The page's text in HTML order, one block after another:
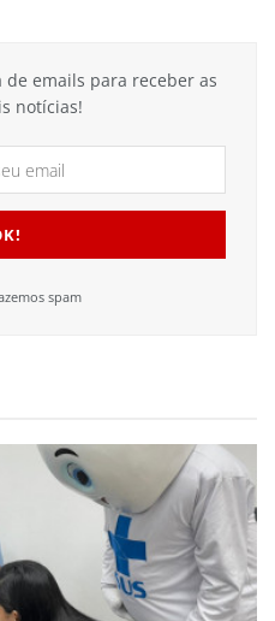
de emails para receber as
notícias!
spam